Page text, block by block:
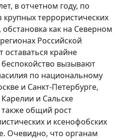
в отчетном году, по
террористических
как на Северном
Российской
крайне
вызывают
по национальному
и Санкт-Петербурге,
и Сальске
также общий рост
и ксенофобских
Очевидно, что органам